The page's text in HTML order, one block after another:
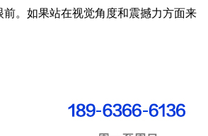
。如果站在视觉角度和震撼力方面来